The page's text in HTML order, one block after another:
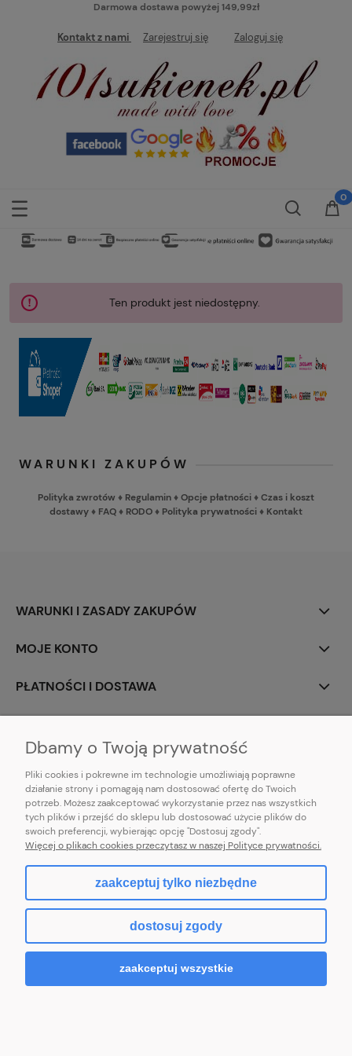
Darmowa dostawa powyżej 149,99zł
Kontakt z nami Zarejestruj się Zaloguj się
Ten produkt jest niedostępny.
WARUNKI ZAKUPÓW
Polityka zwrotów ♦ Regulamin♦Opcje płatności♦Czas i koszt
dostawy♦ FAQ♦ RODO♦ Polityka prywatności♦ Kontakt
WARUNKI I ZASADY ZAKUPÓW
MOJE KONTO
PŁATNOŚCI I DOSTAWA
E-mail:pl101sukienek@gmail.com
101sukienek.pl
ul. Piotrkowska 317/11, Łódź 93-035, woj. łódzkie
pokaż pełną wersję strony
Sklep internetowy Shoper.pl
Dbamy o Twoją prywatność
Pliki cookies i pokrewne im technologie umożliwiają poprawne
działanie strony i pomagają nam dostosować ofertę do Twoich
potrzeb. Możesz zaakceptować wykorzystanie przez nas wszystkich
tych plików i przejść do sklepu lub dostosować użycie plików do
swoich preferencji, wybierając opcję "Dostosuj zgody".
Więcej o plikach cookies przeczytasz w naszej Polityce prywatności.
zaakceptuj tylko niezbędne
dostosuj zgody
zaakceptuj wszystkie